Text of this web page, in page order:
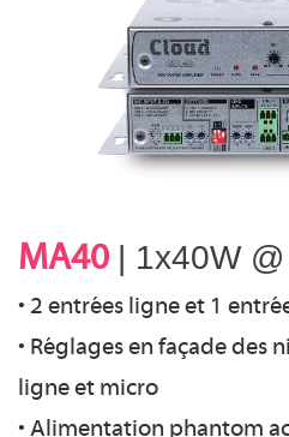
MA40 | 1x40W @
• 2 entrées ligne et 1
• Réglages en façade des
ligne et micro
• Alimentation phantom